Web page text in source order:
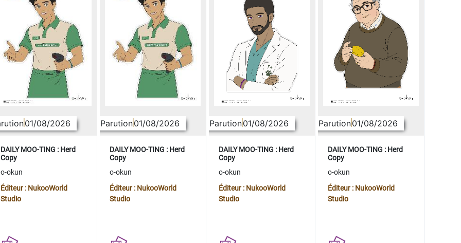
01/08/2026
DAILY MOO-TING : Herd
Copy
o-okun
Éditeur : NukooWorld
Studio
Parution01/08/2026
DAILY MOO-TING : Herd
Copy
o-okun
Éditeur : NukooWorld
Studio
Parution01/08/2026
DAILY MOO-TING : Herd
Copy
o-okun
Éditeur : NukooWorld
Studio
Parution01/08/2026
DAILY MOO-TING : Herd
Copy
o-okun
Éditeur : NukooWorld
Studio